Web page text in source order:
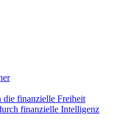
finanzielle Freiheit
finanzielle Intelligenz